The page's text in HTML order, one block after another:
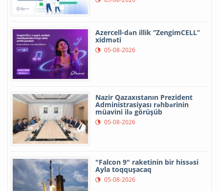
Azercell-dən illik “ZengimCELL”
xidməti
05-08-2026
Nazir Qazaxıstanın Prezident
Administrasiyası rəhbərinin
müavini ilə görüşüb
05-08-2026
"Falcon 9" raketinin bir hissəsi
Ayla toqquşacaq
05-08-2026